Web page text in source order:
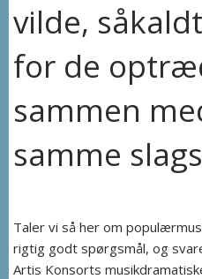
vilde,
for de
sammen
samme
Taler vi så her om
rigtig godt spørgsmål, og
Artis Konsorts